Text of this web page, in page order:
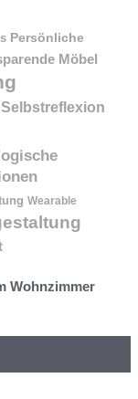
Persönliche
Möbel
Selbstreflexion
Wearable
Wohnzimmer